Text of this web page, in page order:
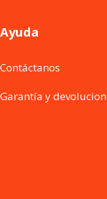
Ayuda
Contáctanos
Garantía y